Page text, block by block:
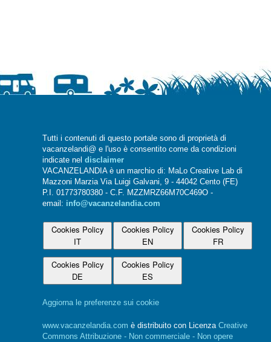
Tutti i contenuti di questo portale sono di proprietà di
vacanzelandi@ e l'uso è consentito come da condizioni
indicate nel disclaimer
VACANZELANDIA è un marchio di: MaLo Creative Lab di
Mazzoni Marzia Via Luigi Galvani, 9 - 44042 Cento (FE)
P.I. 01773780380 - C.F. MZZMRZ66M70C469O -
email: info@vacanzelandia.com
Cookies Policy
IT
Cookies Policy
EN
Cookies Policy
FR
Cookies Policy
DE
Cookies Policy
ES
Aggiorna le preferenze sui cookie
www.vacanzelandia.com è distribuito con Licenza Creative
Commons Attribuzione - Non commerciale - Non opere